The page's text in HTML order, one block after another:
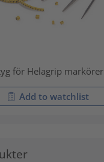
för Helagrip markörer
Add to watchlist